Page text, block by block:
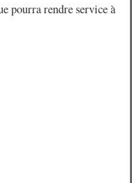
pourra rendre service à